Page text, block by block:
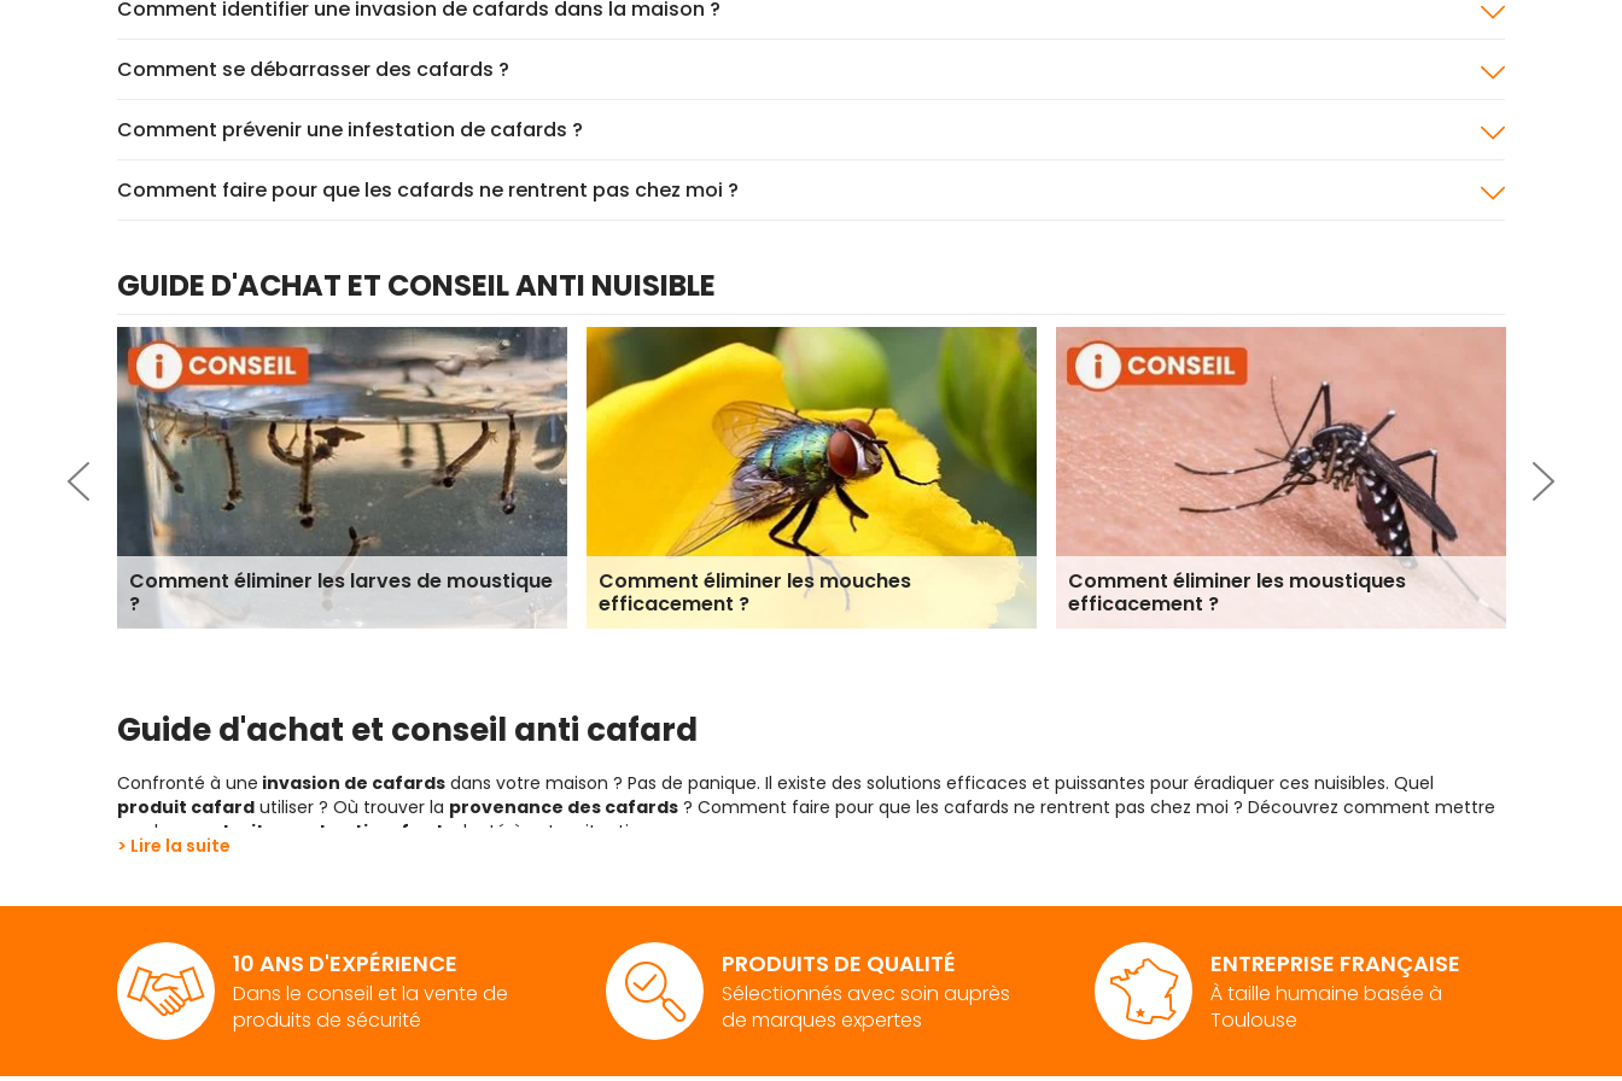
Comment identifier une invasion de cafards dans la maison ?
Comment se débarrasser des cafards ?
Comment prévenir une infestation de cafards ?
Comment faire pour que les cafards ne rentrent pas chez moi ?
GUIDE D'ACHAT ET CONSEIL ANTI NUISIBLE
Comment éliminer les larves de moustique
?
Comment éliminer les mouches
efficacement ?
Comment éliminer les moustiques
efficacement ?
Guide d'achat et conseil anti cafard
Confronté à une invasion de cafards dans votre maison ? Pas de panique. Il existe des solutions efficaces et puissantes pour éradiquer ces nuisibles. Quel
produit cafard utiliser ? Où trouver la provenance des cafards ? Comment faire pour que les cafards ne rentrent pas chez moi ? Découvrez comment mettre
en place un traitement anti-cafard adapté à votre situation.
capsule appelée oothèque. Après l'éclosion, les nymphes ressemblent aux adultes, mais sont plus petites. Elles subissent plusieurs mues avant de devenir des
adultes capables de se reproduire.
Pouréliminer les cafards définitivement, il faut agir sur les stades de nymphe et d’adulte.
Le temps nécessaire pour un cafard pour terminer son cycle de vie varie selon l'espèce, allant de quelques mois à plus d'un an.
Le cycle de vie peut être influencé par plusieurs paramètres comme la nourriture disponible et les conditions environnementales.
> Lire la suite
10 ANS D'EXPÉRIENCE
Dans le conseil et la vente de
produits de sécurité
PRODUITS DE QUALITÉ
Sélectionnés avec soin auprès
de marques expertes
ENTREPRISE FRANÇAISE
À taille humaine basée à
Toulouse